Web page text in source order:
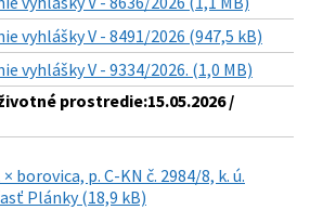
vyhlášky V - 8491/2026 (947,5 kB)
vyhlášky V - 9334/2026. (1,0 MB)
prostredie:15.05.2026 /
borovica, p. C-KN č. 2984/8, k. ú.
Plánky (18,9 kB)